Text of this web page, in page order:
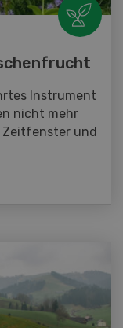
Instrument
nicht mehr
Zeitfenster und